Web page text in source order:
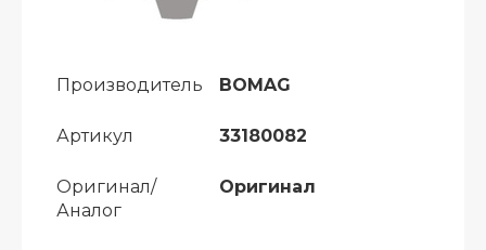
Производитель BOMAG
Артикул 33180082
Оригинал/
Аналог
Оригинал